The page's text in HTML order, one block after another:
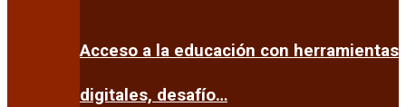
Acceso a la educación con herramientas
digitales, desafío…